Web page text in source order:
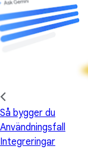
Så bygger du
Användningsfall
Integreringar